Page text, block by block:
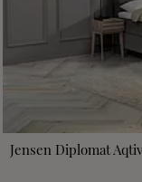
Jensen Diplomat